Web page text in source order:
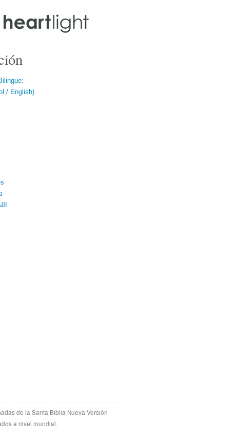
/ English)
de la Santa Biblia Nueva Versión
a nivel mundial.